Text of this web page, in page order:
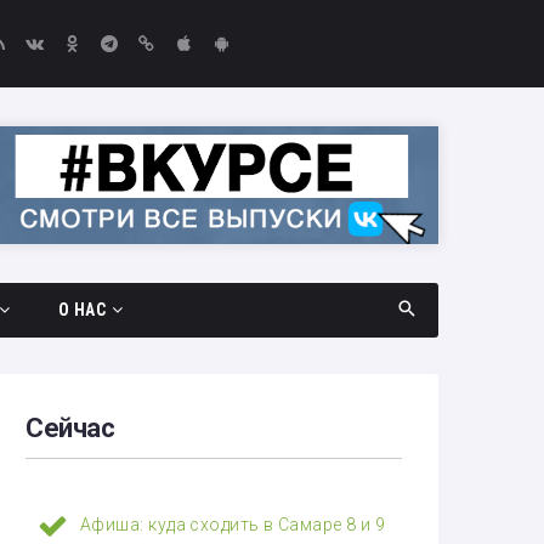
О НАС
Выборы-2026
Сейчас
Афиша: куда сходить в Самаре 8 и 9